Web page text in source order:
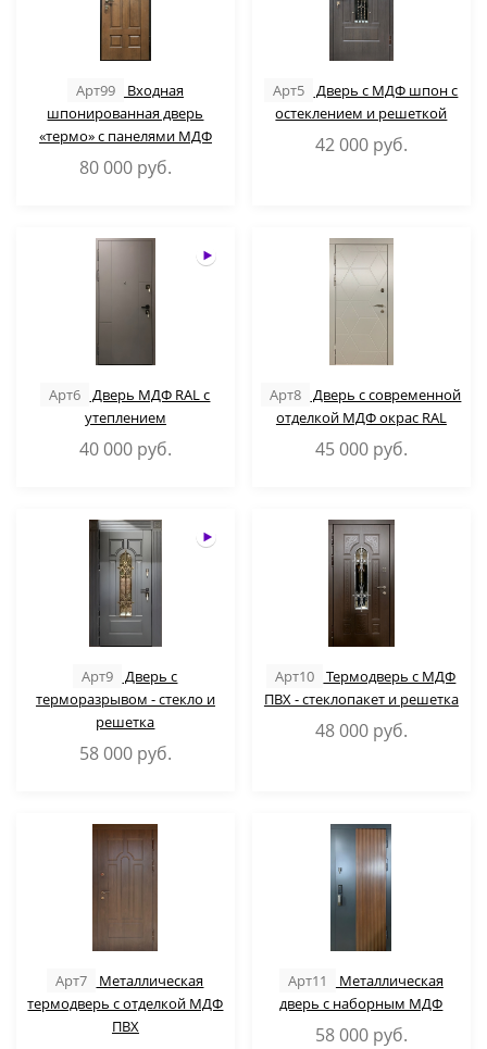
Арт99
Входная
шпонированная дверь
«термо» с панелями МДФ
80 000 руб.
Арт5
Дверь с МДФ шпон с
остеклением и решеткой
42 000 руб.
Арт6
Дверь МДФ RAL с
утеплением
40 000 руб.
Арт8
Дверь с современной
отделкой МДФ окрас RAL
45 000 руб.
Арт9
Дверь с
терморазрывом - стекло и
решетка
58 000 руб.
Арт10
Термодверь с МДФ
ПВХ - стеклопакет и решетка
48 000 руб.
Арт7
Металлическая
термодверь с отделкой МДФ
ПВХ
Арт11
Металлическая
дверь с наборным МДФ
58 000 руб.